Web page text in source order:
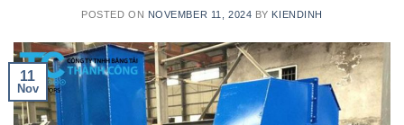
POSTED ON NOVEMBER 11, 2024 BY KIENDINH
11
Nov